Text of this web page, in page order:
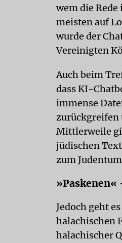
wem die
meisten auf
wurde der
Vereinigten
Auch beim
dass KI-
immense
zurückgreifen
Mittlerweile
jüdischen
zum
Jedoch geht
halachischen
halachischer